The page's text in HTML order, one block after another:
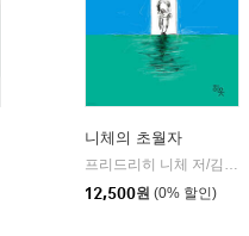
| 현대지성
니체의 초월자
12,500원 (0% 할인)